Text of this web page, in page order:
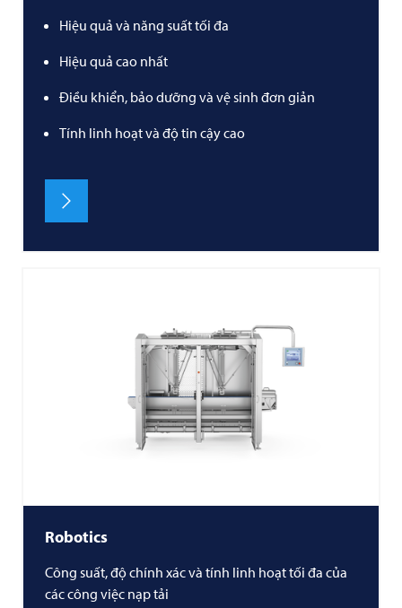
Hiệu quả và năng suất tối đa
Hiệu quả cao nhất
Điều khiển, bảo dưỡng và vệ sinh đơn giản
Tính linh hoạt và độ tin cậy cao
Robotics
Công suất, độ chính xác và tính linh hoạt tối đa của
các công việc nạp tải